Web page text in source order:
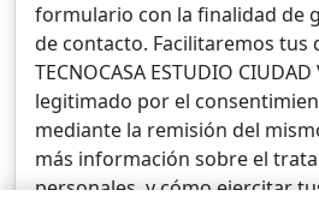
formulario con la finalidad de
de contacto. Facilitaremos tus
TECNOCASA ESTUDIO CIUDAD
legitimado por el
mediante la remisión del
más información sobre el
personales, y cómo ejercitar